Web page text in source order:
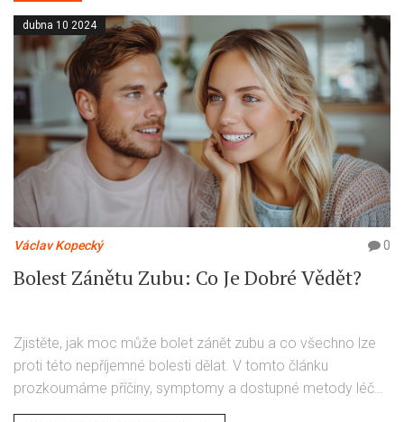
dubna 10 2024
Václav Kopecký 0
Bolest Zánětu Zubu: Co Je Dobré Vědět?
Zjistěte, jak moc může bolet zánět zubu a co všechno lze
proti této nepříjemné bolesti dělat. V tomto článku
prozkoumáme příčiny, symptomy a dostupné metody léčby
zubních zánětů. Nabídneme praktické rady, jak se vyhnout